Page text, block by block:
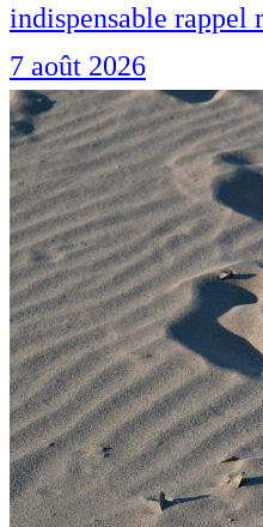
indispensable rappel
7 août 2026